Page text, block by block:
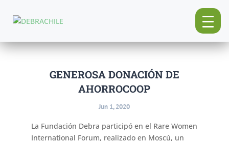
GENEROSA DONACIÓN DE
AHORROCOOP
Jun 1, 2020
La Fundación Debra participó en el Rare Women
International Forum, realizado en Moscú, un